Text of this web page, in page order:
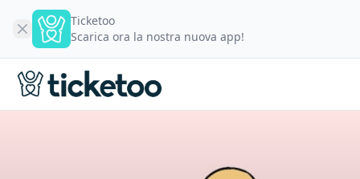
Ticketoo
Scarica ora la nostra nuova app!